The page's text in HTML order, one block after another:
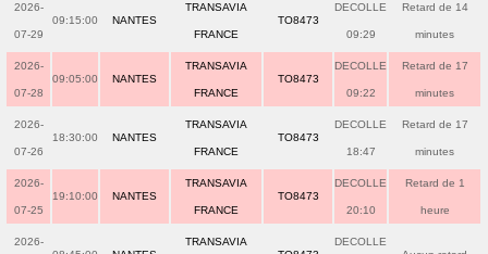
2026-
07-29
09:15:00 NANTES
TRANSAVIA
FRANCE
TO8473
DECOLLE
09:29
Retard de 14
minutes
2026-
07-28
09:05:00 NANTES
TRANSAVIA
FRANCE
TO8473
DECOLLE
09:22
Retard de 17
minutes
2026-
07-26
18:30:00 NANTES
TRANSAVIA
FRANCE
TO8473
DECOLLE
18:47
Retard de 17
minutes
2026-
07-25
19:10:00 NANTES
TRANSAVIA
FRANCE
TO8473
DECOLLE
20:10
Retard de 1
heure
2026- TRANSAVIA DECOLLE